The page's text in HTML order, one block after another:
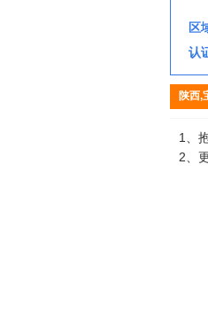
区
认
陕西,
1、
2、